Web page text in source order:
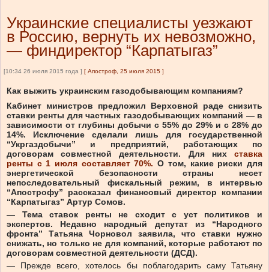
Украинские специалисты уезжают
в Россию, вернуть их невозможно,
— финдиректор “Карпатыгаз”
[10:34 26 июля 2015 года ] [ Апостроф, 25 июля 2015 ]
Как выжить украинским газодобывающим компаниям?
Кабинет министров предложил Верховной раде снизить
ставки ренты для частных газодобывающих компаний —в
зависимости от глубины добычи с 55% до 29% и с 28% до
14%. Исключение сделали лишь для государственной
“Укргаздобычи” и предприятий, работающих по
договорам совместной деятельности. Для них ставка
ренты с 1 июля составляет 70%. О том, какие риски для
энергетической безопасности страны несет
непоследовательный фискальный режим, в интервью
“Апострофу” рассказал финансовый директор компании
“Карпатыгаз” Артур Сомов.
— Тема ставок ренты не сходит с уст политиков и
экспертов. Недавно народный депутат из “Народного
фронта” Татьяна Чорновол заявила, что ставки нужно
снижать, но только не для компаний, которые работают по
договорам совместной деятельности (ДСД).
— Прежде всего, хотелось бы поблагодарить саму Татьяну